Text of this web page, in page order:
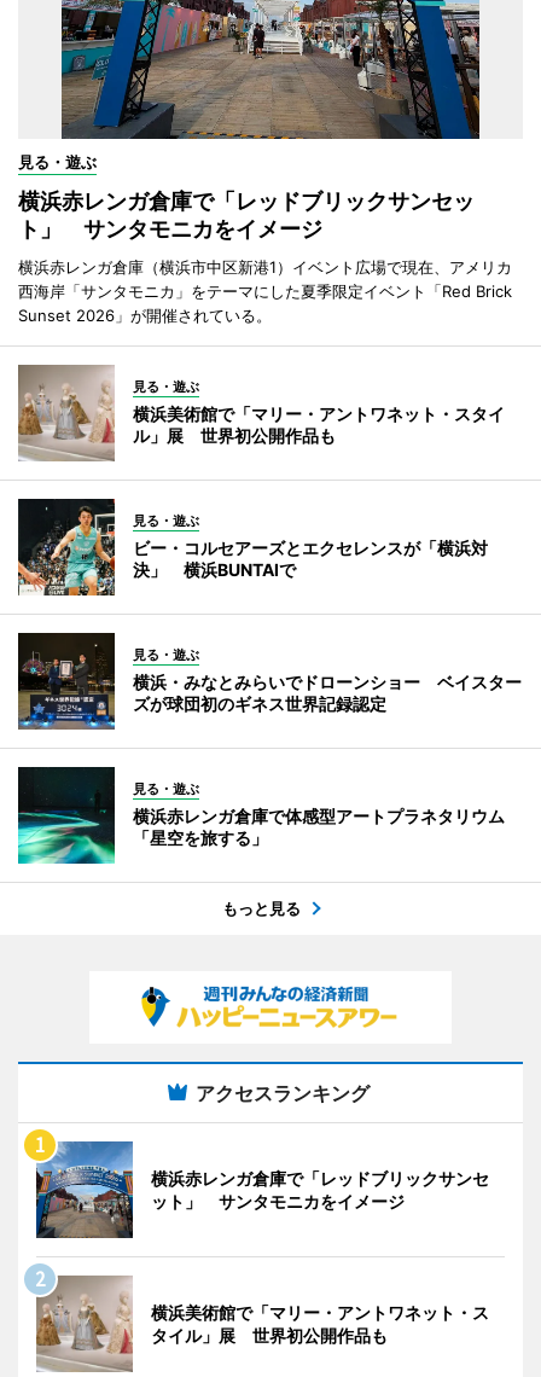
見る・遊ぶ
横浜赤レンガ倉庫で「レッドブリックサンセッ
ト」 サンタモニカをイメージ
横浜赤レンガ倉庫（横浜市中区新港1）イベント広場で現在、アメリカ
西海岸「サンタモニカ」をテーマにした夏季限定イベント「Red Brick
Sunset 2026」が開催されている。
見る・遊ぶ
横浜美術館で「マリー・アントワネット・スタイ
ル」展 世界初公開作品も
見る・遊ぶ
ビー・コルセアーズとエクセレンスが「横浜対
決」 横浜BUNTAIで
見る・遊ぶ
横浜・みなとみらいでドローンショー ベイスター
ズが球団初のギネス世界記録認定
見る・遊ぶ
横浜赤レンガ倉庫で体感型アートプラネタリウム
「星空を旅する」
もっと見る
アクセスランキング
横浜赤レンガ倉庫で「レッドブリックサンセ
ット」 サンタモニカをイメージ
横浜美術館で「マリー・アントワネット・ス
タイル」展 世界初公開作品も